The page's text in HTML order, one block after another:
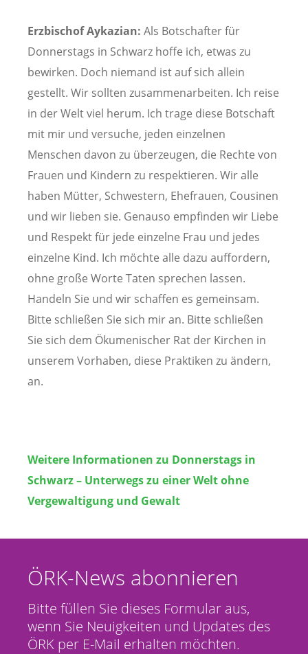
Erzbischof Aykazian: Als Botschafter für
Donnerstags in Schwarz hoffe ich, etwas zu
bewirken. Doch niemand ist auf sich allein
gestellt. Wir sollten zusammenarbeiten. Ich reise
in der Welt viel herum. Ich trage diese Botschaft
mit mir und versuche, jeden einzelnen
Menschen davon zu überzeugen, die Rechte von
Frauen und Kindern zu respektieren. Wir alle
haben Mütter, Schwestern, Ehefrauen, Cousinen
und wir lieben sie. Genauso empfinden wir Liebe
und Respekt für jede einzelne Frau und jedes
einzelne Kind. Ich möchte alle dazu auffordern,
ohne große Worte Taten sprechen lassen.
Handeln Sie und wir schaffen es gemeinsam.
Bitte schließen Sie sich mir an. Bitte schließen
Sie sich dem Ökumenischer Rat der Kirchen in
unserem Vorhaben, diese Praktiken zu ändern,
an.
Weitere Informationen zu Donnerstags in
Schwarz – Unterwegs zu einer Welt ohne
Vergewaltigung und Gewalt
ÖRK-News abonnieren
Bitte füllen Sie dieses Formular aus,
wenn Sie Neuigkeiten und Updates des
ÖRK per E-Mail erhalten möchten.